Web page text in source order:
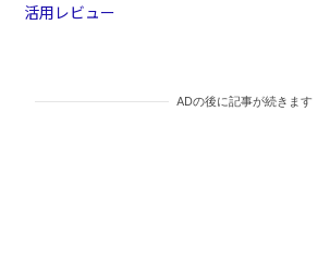
活用レビュー
ADの後に記事が続きます